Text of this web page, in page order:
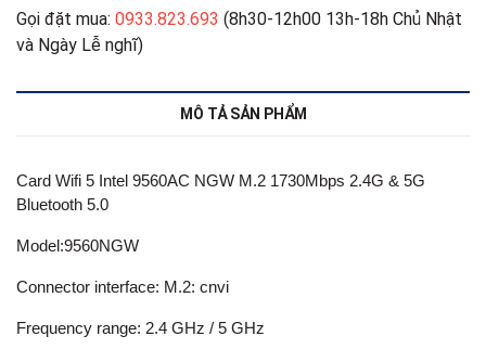
Gọi đặt mua: 0933.823.693 (8h30-12h00 13h-18h Chủ Nhật
và Ngày Lễ nghĩ)
MÔ TẢ SẢN PHẨM
Card Wifi 5 Intel 9560AC NGW M.2 1730Mbps 2.4G & 5G
Bluetooth 5.0
Model:9560NGW
Connector interface: M.2: cnvi
Frequency range: 2.4 GHz / 5 GHz